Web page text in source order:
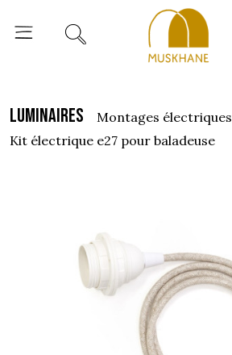
luminaires
montages électriques
kit électrique e27 pour baladeuse